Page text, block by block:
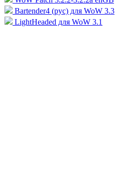
Bartender4 (рус) для WoW 3.3
LightHeaded для WoW 3.1